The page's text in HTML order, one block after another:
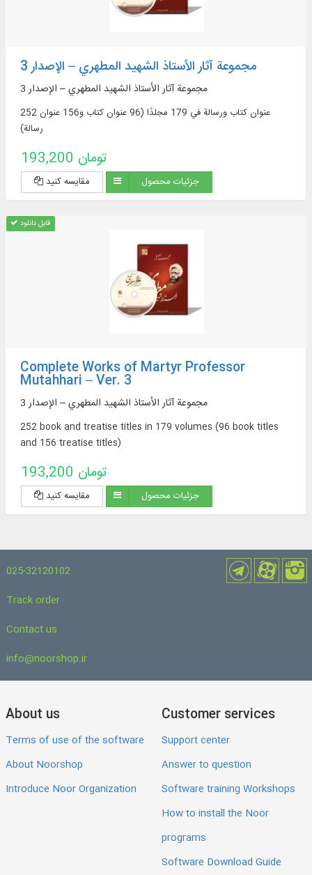
مجموعة آثار الأستاذ الشهيد المطهري – الإصدار 3
مجموعة آثار الأستاذ الشهيد المطهري – الإصدار 3
252 عنوان كتاب ورسالة في 179 مجلدًا (96 عنوان كتاب و156 عنوان
رسالة)
193,200 تومان
مقایسه کنید جزئیات محصول
قابل دانلود
Complete Works of Martyr Professor
Mutahhari – Ver. 3
مجموعة آثار الأستاذ الشهيد المطهري – الإصدار 3
252 book and treatise titles in 179 volumes (96 book titles
and 156 treatise titles)
193,200 تومان
مقایسه کنید جزئیات محصول
025-32120102
Track order
Contact us
info@noorshop.ir
About us
Terms of use of the software
About Noorshop
Introduce Noor Organization
Customer services
Support center
Answer to question
Software training Workshops
How to install the Noor
programs
Software Download Guide